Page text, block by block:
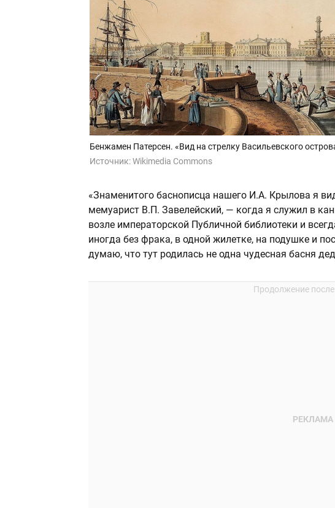
Бенжамен Патерсен. «Вид на стрелку Васильевского
Источник:Wikimedia Commons
«Знаменитого баснописца нашего И.А. Крылова я
мемуарист В.П. Завелейский, — когда я служил в
возле императорской Публичной библиотеки и
иногда без фрака, в одной жилетке, на подушке и
думаю, что тут родилась не одна чудесная басня